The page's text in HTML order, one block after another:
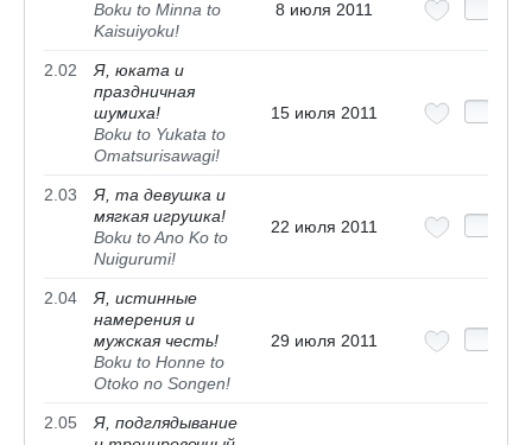
Boku to Minna to
Kaisuiyoku!
8 июля 2011
2.02
Я, юката и
праздничная
шумиха!
Boku to Yukata to
Omatsurisawagi!
15 июля 2011
2.03
Я, та девушка и
мягкая игрушка!
Boku to Ano Ko to
Nuigurumi!
22 июля 2011
2.04
Я, истинные
намерения и
мужская честь!
Boku to Honne to
Otoko no Songen!
29 июля 2011
2.05
Я, подглядывание